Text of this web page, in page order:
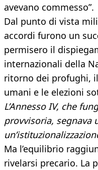
avevano commesso”.
Dal punto di vista
accordi furono un
permisero il
internazionali della
ritorno dei profughi,
umani e le elezioni
L’Annesso IV, che
provvisoria, segnava
Ma l’equilibrio
rivelarsi precario. La